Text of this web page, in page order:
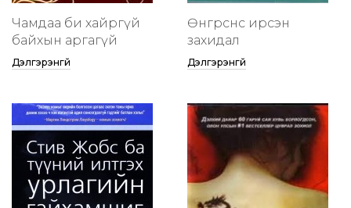
Чамдаа би хайргүй
байхын аргагүй
Дэлгэрэнгүй
Өнгөрснөөс ирсэн
захидал
Дэлгэрэнгүй